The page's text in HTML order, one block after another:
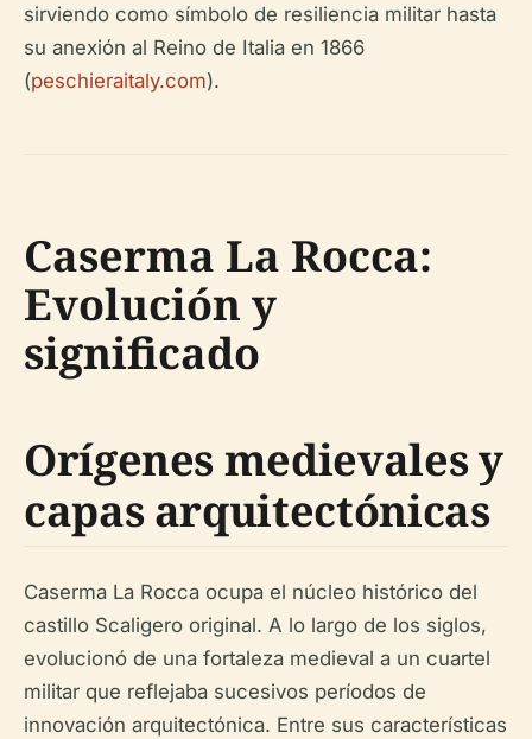
sirviendo como símbolo de resiliencia militar hasta
su anexión al Reino de Italia en 1866
(peschieraitaly.com).
Caserma La Rocca:
Evolución y
significado
Orígenes medievales y
capas arquitectónicas
Caserma La Rocca ocupa el núcleo histórico del
castillo Scaligero original. A lo largo de los siglos,
evolucionó de una fortaleza medieval a un cuartel
militar que reflejaba sucesivos períodos de
innovación arquitectónica. Entre sus características